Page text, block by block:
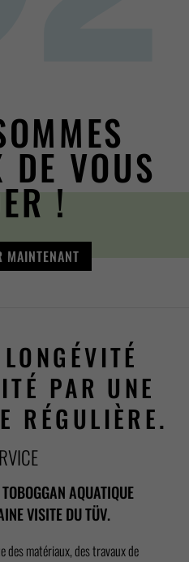
DE VOUS
!
MAINTENANT
PAR UNE
RÉGULIÈRE.
AQUATIQUE
VISITE DU TÜV.
des matériaux, des travaux de